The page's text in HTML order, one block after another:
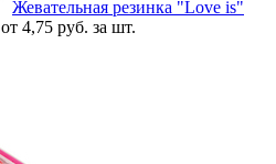
Жевательная резинка "Love is"
от 4,75 руб. за шт.